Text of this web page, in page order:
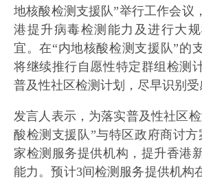
地核酸检测支援队”举行工作会议
港提升病毒检测能力及进行大
宜。在“内地核酸检测支援队”的
将继续推行自愿性特定群组检测
普及性社区检测计划，尽早识别受
发言人表示，为落实普及性社区
酸检测支援队”与特区政府商讨方
家检测服务提供机构，提升香港
能力。预计3间检测服务提供机构